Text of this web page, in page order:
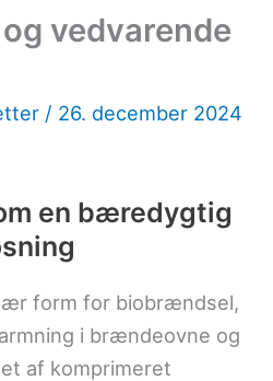
vedvarende
/ 26. december 2024
en bæredygtig
form for biobrændsel,
i brændeovne og
af komprimeret